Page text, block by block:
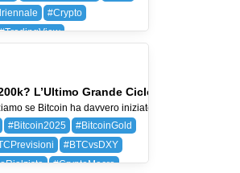
#Crypto
#TradingView
L’Ultimo Grande Ciclo È Iniziato –
se Bitcoin ha davvero iniziato il suo ultimo
#Bitcoin2025
#BitcoinGold
#BTCvsDXY
#CryptoMacro